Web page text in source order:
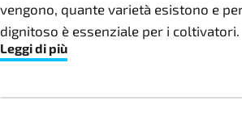
vengono, quante varietà esistono e
dignitoso è essenziale per i coltivatori.
Leggi di più